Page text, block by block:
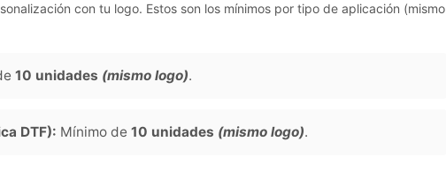
con tu logo. Estos son los mínimos por tipo de aplicación (mismo
10 unidades (mismo logo).
DTF): Mínimo de 10 unidades (mismo logo).